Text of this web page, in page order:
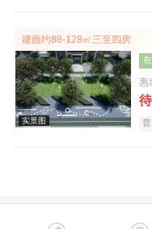
建面约88-128㎡三至四房
惠